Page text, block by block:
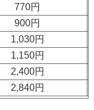
770円
900円
1,030円
1,150円
2,400円
2,840円